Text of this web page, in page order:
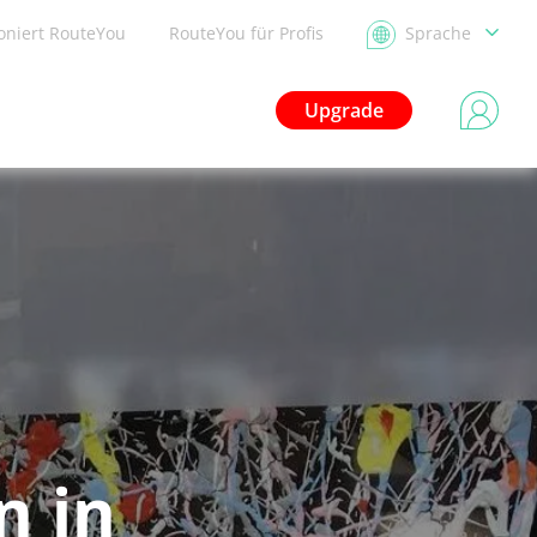
RouteYou RouteYou für Profis Sprache
Upgrade
in